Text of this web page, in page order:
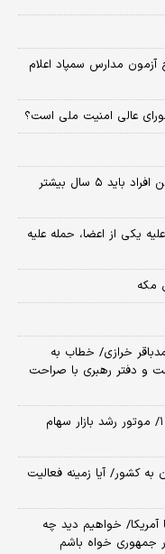
مدارس سمپاد اعلام
‌عالی امنیت ملی است؟
جزئیات صدور احکام بازنشستگی اعلام شد/ این افراد باید ۵ سال بیشتر
یکی از اعضا، حمله علیه
مکه
خرازی/ خطاب به
و دفتر رهبری با صراحت
پیش بینی بورس فردا شنبه ۱۷ مردادماه ۱۴۰۵/ موتور رشد بازار سهام
به کشور/ آیا زمینه فعالیت
آمریکا/ خواهیم دید چه
خواه باشم